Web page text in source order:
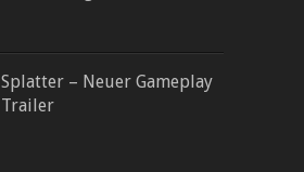
Splatter – Neuer Gameplay
Trailer